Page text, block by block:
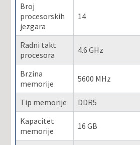
Broj
procesorskih
jezgara
14
Radni takt
procesora
4.6 GHz
Brzina
memorije
5600 MHz
Tip memorije
DDR5
Kapacitet
memorije
16 GB